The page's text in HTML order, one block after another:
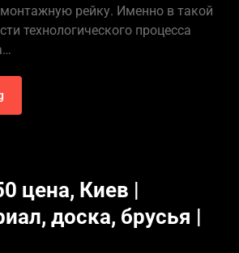
рейку. Именно в такой
технологического процесса
цена, Киев |
доска, брусья |